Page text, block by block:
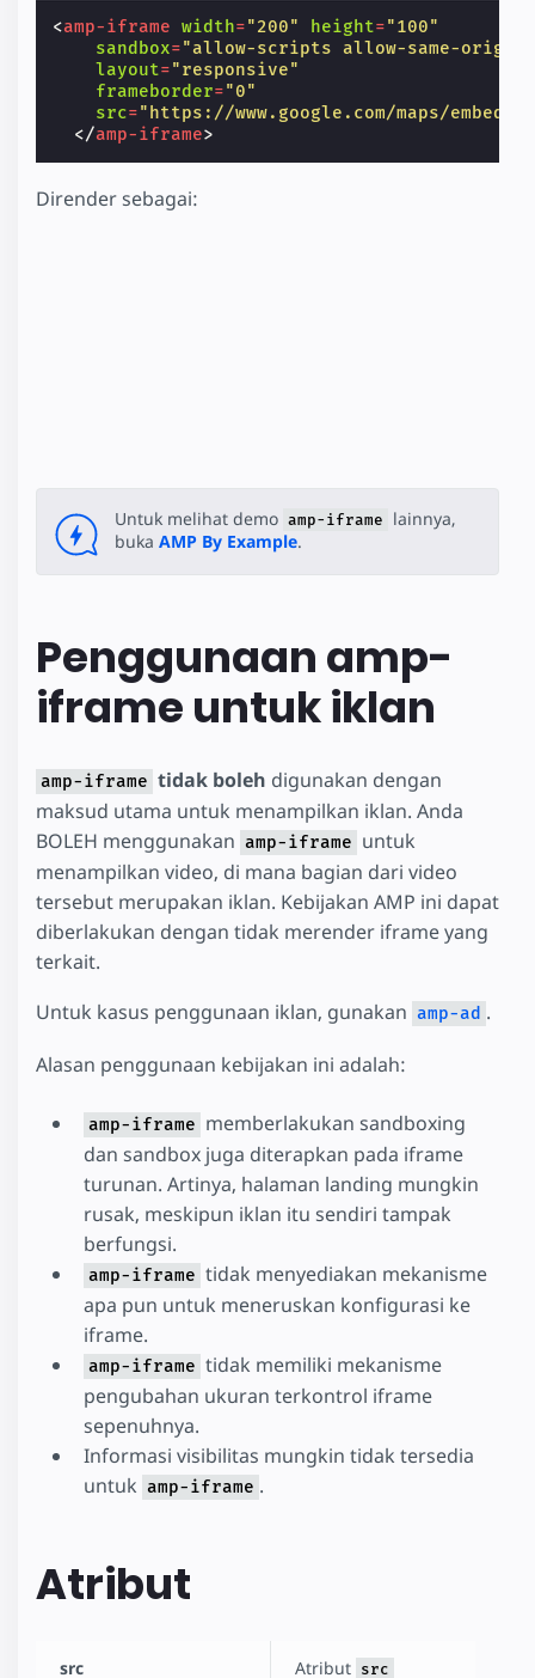
<amp-iframe width="200" height="100"
sandbox="allow-scripts allow-same-
layout="responsive"
frameborder="0"
src="https://www.google.com/maps/embed/
</amp-iframe>
Dirender sebagai:
Untuk melihat demo amp-iframe
lainnya,
buka AMP By Example.
Penggunaan amp-
iframe untuk iklan
amp-iframe tidak boleh digunakan dengan
maksud utama untuk menampilkan iklan. Anda
BOLEH menggunakan amp-iframe untuk
menampilkan video, di mana bagian dari video
tersebut merupakan iklan. Kebijakan AMP ini dapat
diberlakukan dengan tidak merender iframe yang
terkait.
Untuk kasus penggunaan iklan, gunakan amp-ad .
Alasan penggunaan kebijakan ini adalah:
amp-iframe memberlakukan sandboxing
dan sandbox juga diterapkan pada iframe
turunan. Artinya, halaman landing mungkin
rusak, meskipun iklan itu sendiri tampak
berfungsi.
amp-iframe tidak menyediakan mekanisme
apa pun untuk meneruskan konfigurasi ke
iframe.
amp-iframe tidak memiliki mekanisme
pengubahan ukuran terkontrol iframe
sepenuhnya.
Informasi visibilitas mungkin tidak tersedia
untuk amp-iframe .
Atribut
src Atribut src